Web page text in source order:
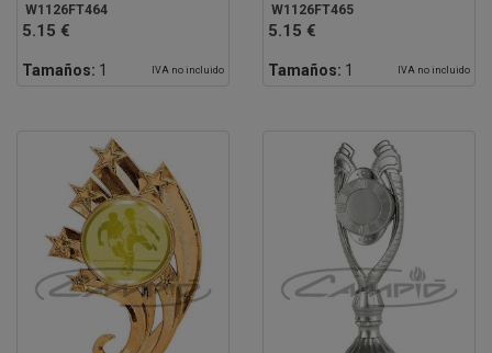
W1126FT464
5.15 €
Tamaños: 1 IVA no incluido
W1126FT465
5.15 €
Tamaños: 1 IVA no incluido